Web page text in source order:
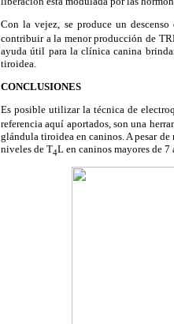
Con la vejez, se produce un
contribuir a la menor producción de
ayuda útil para la clínica canina
tiroidea.
CONCLUSIONES
Es posible utilizar la técnica de
referencia aquí aportados, son una
glándula tiroidea en caninos. A pesar
niveles de T4L en caninos mayores de 7